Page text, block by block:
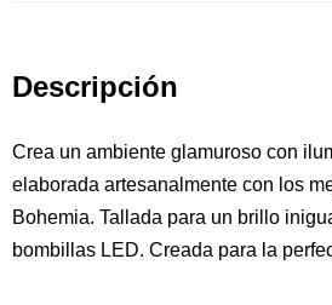
Descripción
Crea un ambiente glamuroso con
elaborada artesanalmente con los
Bohemia. Tallada para un brillo
bombillas LED. Creada para la